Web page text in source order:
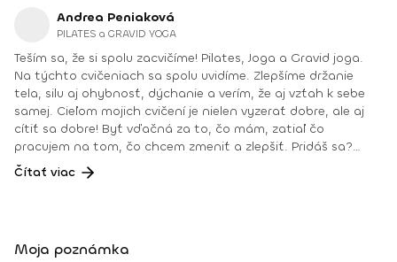
Andrea Peniaková
PILATES a GRAVID YOGA
Teším sa, že si spolu zacvičíme! Pilates, Joga a Gravid joga.
Na týchto cvičeniach sa spolu uvidíme. Zlepšíme držanie
tela, silu aj ohybnosť, dýchanie a verím, že aj vzťah k sebe
samej. Cieľom mojich cvičení je nielen vyzerať dobre, ale aj
cítiť sa dobre! Byť vďačná za to, čo mám, zatiaľ čo
pracujem na tom, čo chcem zmeniť a zlepšiť. Pridáš sa?
Teším sa na teba na online lekciách vo Fitshakeri, aj vo
Fitshaker podcaste! Taktiež osobne na mojich hodinách v
@andrea_mindfulflow Dosiahnuté vzdelanie: • Špecializačný
Čítať viac
Moja poznámka